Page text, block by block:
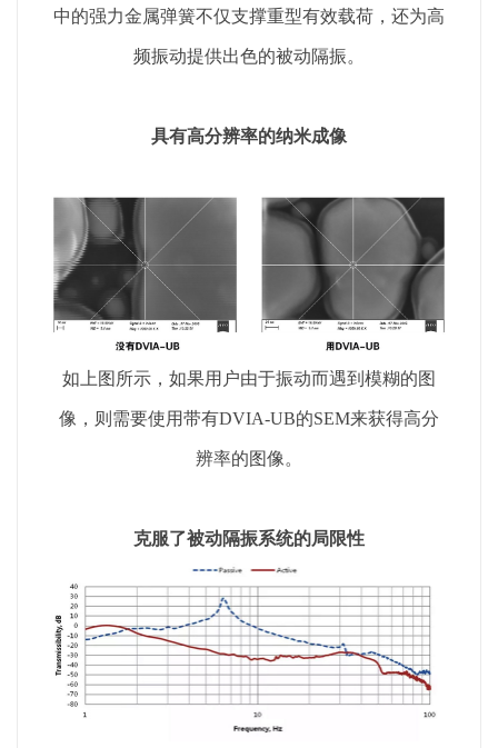
中的强力金属弹簧不仅支撑重型有效载荷，还为高
频振动提供出色的被动隔振。
具有高分辨率的纳米成像
如上图所示，如果用户由于振动而遇到模糊的图
像，则需要使用带有DVIA-UB的SEM来获得高分
辨率的图像。
克服了被动隔振系统的局限性